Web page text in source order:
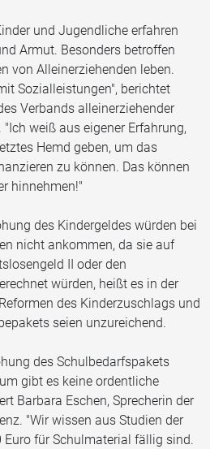
und Jugendliche erfahren
Armut. Besonders betroffen
von Alleinerziehenden leben.
Sozialleistungen", berichtet
Verbands alleinerziehender
weiß aus eigener Erfahrung,
Hemd geben, um das
zu können. Das können
hinnehmen!"
des Kindergeldes würden bei
nicht ankommen, da sie auf
II oder den
würden, heißt es in der
des Kinderzuschlags und
seien unzureichend.
des Schulbedarfspakets
gibt es keine ordentliche
Barbara Eschen, Sprecherin der
"Wir wissen aus Studien der
für Schulmaterial fällig sind.